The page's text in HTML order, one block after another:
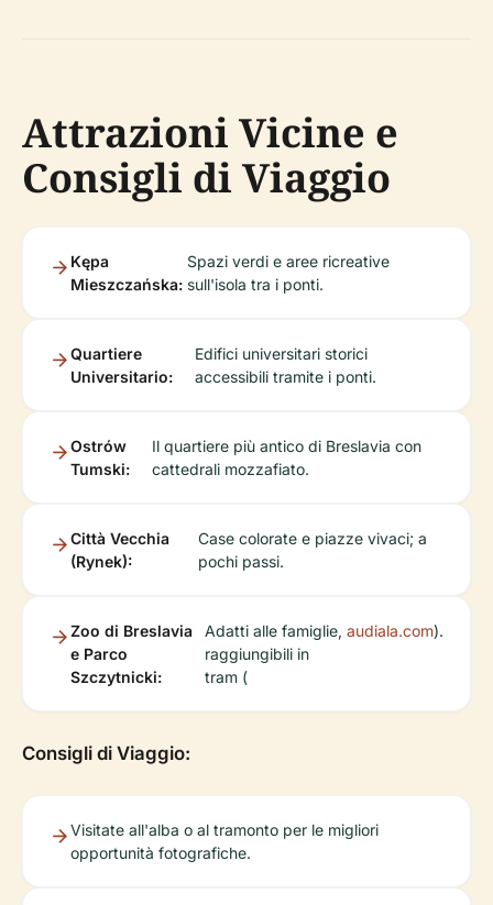
Attrazioni Vicine e
Consigli di Viaggio
Kępa
Mieszczańska:
Spazi verdi e aree ricreative
sull'isola tra i ponti.
Quartiere
Universitario:
Edifici universitari storici
accessibili tramite i ponti.
Ostrów
Tumski:
Il quartiere più antico di Breslavia con
cattedrali mozzafiato.
Città Vecchia
(Rynek):
Case colorate e piazze vivaci; a
pochi passi.
Zoo di Breslavia
e Parco
Szczytnicki:
Adatti alle famiglie,
raggiungibili in
tram (
audiala.com).
Consigli di Viaggio:
Visitate all'alba o al tramonto per le migliori
opportunità fotografiche.